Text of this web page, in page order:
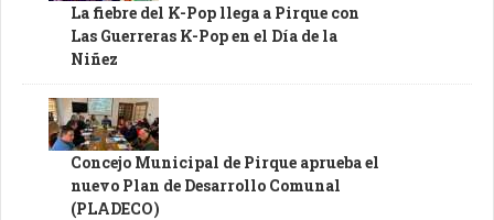
La fiebre del K-Pop llega a Pirque con
Las Guerreras K-Pop en el Día de la
Niñez
Concejo Municipal de Pirque aprueba el
nuevo Plan de Desarrollo Comunal
(PLADECO)